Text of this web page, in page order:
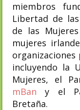
miembros
Libertad de
de las
mujeres
incluyendo la
Mujeres, el
mBany el
Bretaña.